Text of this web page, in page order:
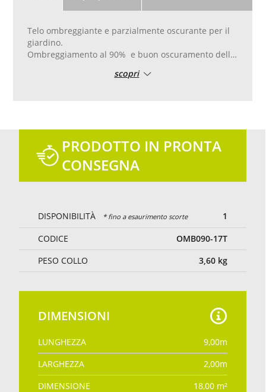
Telo ombreggiante e parzialmente oscurante per il
giardino.
Ombreggiamento al 90% e buon oscuramento della
scopri
PRODOTTO IN PRONTA
CONSEGNA
DISPONIBILITÀ * fino a esaurimento scorte
1
CODICE
OMB090-17T
PESO COLLO
3,60 kg
DIMENSIONI
LUNGHEZZA 9,00m
LARGHEZZA
2,00m
DIMENSIONE
18,00 m²